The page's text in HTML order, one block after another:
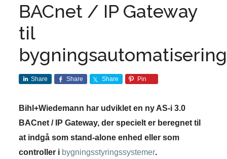
BACnet / IP Gateway
til
bygningsautomatisering
Share Share Share Pin
Bihl+Wiedemann har udviklet en ny AS-i 3.0
BACnet / IP Gateway, der specielt er beregnet til
at indgå som stand-alone enhed eller som
controller i bygningsstyringssystemer.